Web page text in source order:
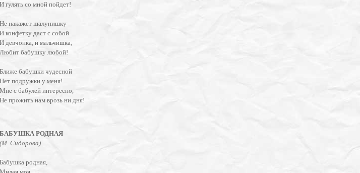
И гулять со мной пойдет!
Не накажет шалунишку
И конфетку даст с собой.
И девчонка, и мальчишка,
Любит бабушку любой!
Ближе бабушки чудесной
Нет подружки у меня!
Мне с бабулей интересно,
Не прожить нам врозь ни дня!
БАБУШКА РОДНАЯ
(М. Сидорова)
Бабушка родная,